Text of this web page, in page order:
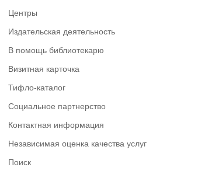
Центры
Издательская деятельность
В помощь библиотекарю
Визитная карточка
Тифло-каталог
Социальное партнерство
Контактная информация
Независимая оценка качества услуг
Поиск